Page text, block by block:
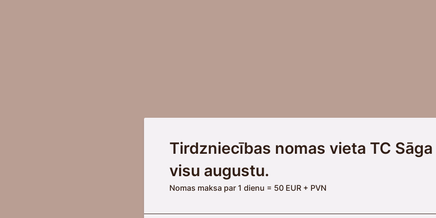
Tirdzniecības nomas vieta TC
visu augustu.
Nomas maksa par 1 dienu = 50 EUR + PVN